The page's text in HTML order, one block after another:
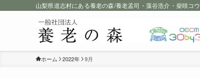
山梨県道志村にある養老の森/養老孟司・藻谷浩介・柴咲コウ
ホーム 2022年 9月